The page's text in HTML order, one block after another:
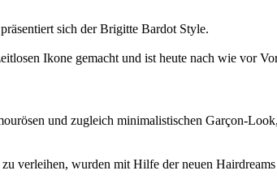
sich der Brigitte Bardot Style.
Ikone gemacht und ist heute nach wie vor
und zugleich minimalistischen Garçon-
verleihen, wurden mit Hilfe der neuen